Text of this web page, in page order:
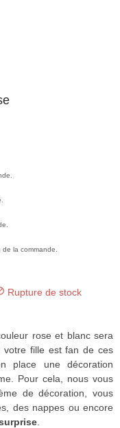
la commande.
Rupture de stock
rose et blanc sera
votre fille est fan de ces
place une décoration
Pour cela, nous vous
de décoration, vous
des nappes ou encore